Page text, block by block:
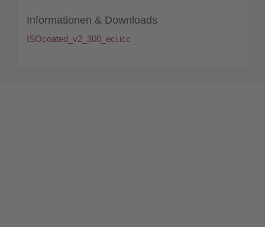
Informationen & Downloads
ISOcoated_v2_300_eci.icc